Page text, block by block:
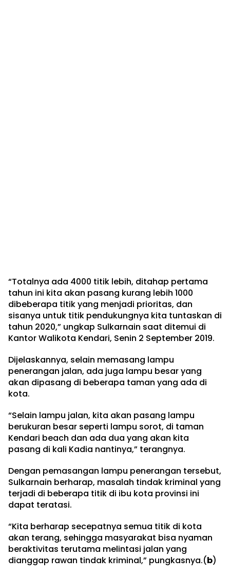
“Totalnya ada 4000 titik lebih, ditahap pertama
tahun ini kita akan pasang kurang lebih 1000
dibeberapa titik yang menjadi prioritas, dan
sisanya untuk titik pendukungnya kita tuntaskan di
tahun 2020,” ungkap Sulkarnain saat ditemui di
Kantor Walikota Kendari, Senin 2 September 2019.
Dijelaskannya, selain memasang lampu
penerangan jalan, ada juga lampu besar yang
akan dipasang di beberapa taman yang ada di
kota.
“Selain lampu jalan, kita akan pasang lampu
berukuran besar seperti lampu sorot, di taman
Kendari beach dan ada dua yang akan kita
pasang di kali Kadia nantinya,” terangnya.
Dengan pemasangan lampu penerangan tersebut,
Sulkarnain berharap, masalah tindak kriminal yang
terjadi di beberapa titik di ibu kota provinsi ini
dapat teratasi.
“Kita berharap secepatnya semua titik di kota
akan terang, sehingga masyarakat bisa nyaman
beraktivitas terutama melintasi jalan yang
dianggap rawan tindak kriminal,” pungkasnya.(b)